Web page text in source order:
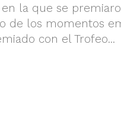
la que se
de los momentos
con el Trofeo...